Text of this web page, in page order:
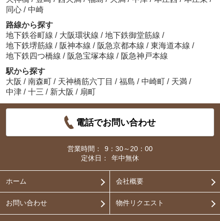
同心 / 中崎
路線から探す
地下鉄谷町線 / 大阪環状線 / 地下鉄御堂筋線 /
地下鉄堺筋線 / 阪神本線 / 阪急京都本線 / 東海道本線 /
地下鉄四つ橋線 / 阪急宝塚本線 / 阪急神戸本線
駅から探す
大阪 / 南森町 / 天神橋筋六丁目 / 福島 / 中崎町 / 天満 /
中津 / 十三 / 新大阪 / 扇町
電話でお問い合わせ
営業時間：
9：30～20：00
定休日：
年中無休
ホーム 会社概要
お問い合わせ 物件リクエスト